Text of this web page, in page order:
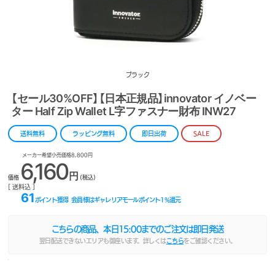
ブラック
【セール30%OFF】【日本正規品】innovator イノベー
ター Half Zip Wallet L字ファスナー財布 INW27
送料無料 ラッピング無料 即日出荷 SALE
メーカー希望小売価格8,800円
価格 6,160円 (税込)
[ 送料込 ]
61 ポイント獲得 会員様はギャレリアモールポイント1 %還元
こちらの商品、本日 15:00までのご注文は即日発送
翌日配送できないエリアも御座います。詳しくは こちらをご確認ください。